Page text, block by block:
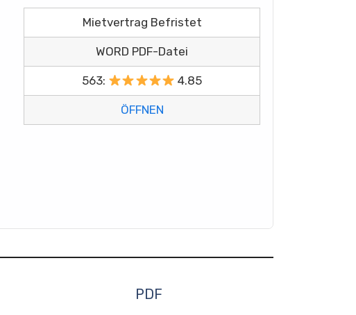
Mietvertrag Befristet
WORD PDF-Datei
563: 4.85
ÖFFNEN
PDF